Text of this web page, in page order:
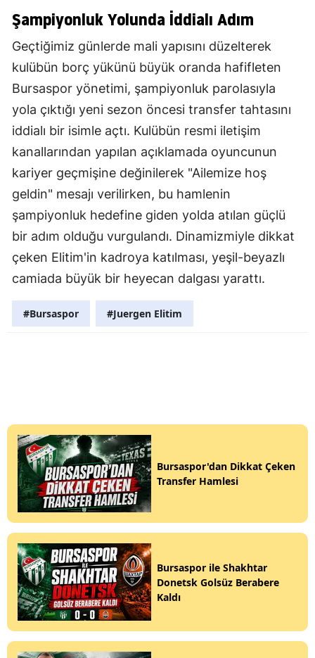
Şampiyonluk Yolunda İddialı Adım
Geçtiğimiz günlerde mali yapısını düzelterek
kulübün borç yükünü büyük oranda hafifleten
Bursaspor yönetimi, şampiyonluk parolasıyla
yola çıktığı yeni sezon öncesi transfer tahtasını
iddialı bir isimle açtı. Kulübün resmi iletişim
kanallarından yapılan açıklamada oyuncunun
kariyer geçmişine değinilerek "Ailemize hoş
geldin" mesajı verilirken, bu hamlenin
şampiyonluk hedefine giden yolda atılan güçlü
bir adım olduğu vurgulandı. Dinamizmiyle dikkat
çeken Elitim'in kadroya katılması, yeşil-beyazlı
camiada büyük bir heyecan dalgası yarattı.
#Bursaspor #Juergen Elitim
Bursaspor'dan Dikkat Çeken
Transfer Hamlesi
Bursaspor ile Shakhtar
Donetsk Golsüz Berabere
Kaldı